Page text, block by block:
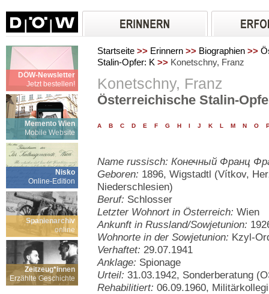
DÖW-Newsletter
Jetzt bestellen!
Memento Wien
Mobile Website
Nisko
Online-Edition
Spanienarchiv
online
Zeitzeug*innen
Erzählte Geschichte
Startseite >> Erinnern >> Biographien >>
Stalin-Opfer: K >> Konetschny, Franz
Konetschny, Franz
Österreichische Stalin-
A B C D E F G H I J K L M N O
Name russisch: Конечный Франц
Geboren: 1896, Wigstadtl (Vítkov,
Niederschlesien)
Beruf: Schlosser
Letzter Wohnort in Österreich: Wien
Ankunft in Russland/Sowjetunion:
Wohnorte in der Sowjetunion: Kzyl-
Verhaftet: 29.07.1941
Anklage: Spionage
Urteil: 31.03.1942, Sonderberatung
Rehabilitiert: 06.09.1960,